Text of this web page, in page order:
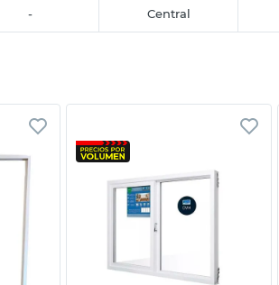
- Central
Vista rápida